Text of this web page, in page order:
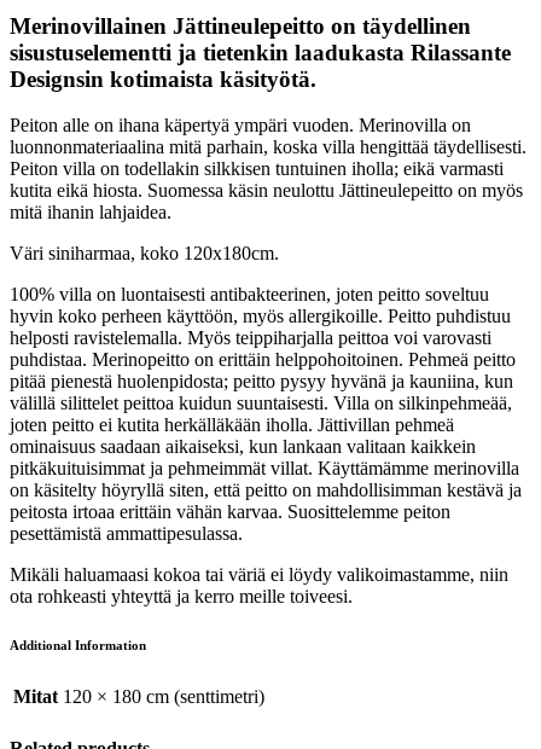
Merinovillainen Jättineulepeitto on täydellinen
sisustuselementti ja tietenkin laadukasta Rilassante
Designsin kotimaista käsityötä.
Peiton alle on ihana käpertyä ympäri vuoden. Merinovilla on
luonnonmateriaalina mitä parhain, koska villa hengittää täydellisesti.
Peiton villa on todellakin silkkisen tuntuinen iholla; eikä varmasti
kutita eikä hiosta. Suomessa käsin neulottu Jättineulepeitto on myös
mitä ihanin lahjaidea.
Väri siniharmaa, koko 120x180cm.
100% villa on luontaisesti antibakteerinen, joten peitto soveltuu
hyvin koko perheen käyttöön, myös allergikoille. Peitto puhdistuu
helposti ravistelemalla. Myös teippiharjalla peittoa voi varovasti
puhdistaa. Merinopeitto on erittäin helppohoitoinen. Pehmeä peitto
pitää pienestä huolenpidosta; peitto pysyy hyvänä ja kauniina, kun
välillä silittelet peittoa kuidun suuntaisesti. Villa on silkinpehmeää,
joten peitto ei kutita herkälläkään iholla. Jättivillan pehmeä
ominaisuus saadaan aikaiseksi, kun lankaan valitaan kaikkein
pitkäkuituisimmat ja pehmeimmät villat. Käyttämämme merinovilla
on käsitelty höyryllä siten, että peitto on mahdollisimman kestävä ja
peitosta irtoaa erittäin vähän karvaa. Suosittelemme peiton
pesettämistä ammattipesulassa.
Mikäli haluamaasi kokoa tai väriä ei löydy valikoimastamme, niin
ota rohkeasti yhteyttä ja kerro meille toiveesi.
Additional Information
Mitat 120 × 180 cm (senttimetri)